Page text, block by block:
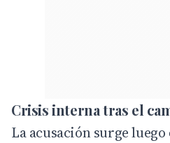
Crisis interna tras el
La acusación surge luego